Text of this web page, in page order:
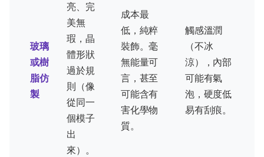
玻璃
或樹
脂仿
製
亮、完
美無
瑕，晶
體形狀
過於規
則（像
從同一
個模子
出
來）。
成本最
低，純粹
裝飾。毫
無能量可
言，甚至
可能含有
害化學物
質。
觸感溫潤
（不冰
涼），內部
可能有氣
泡，硬度低
易有刮痕。